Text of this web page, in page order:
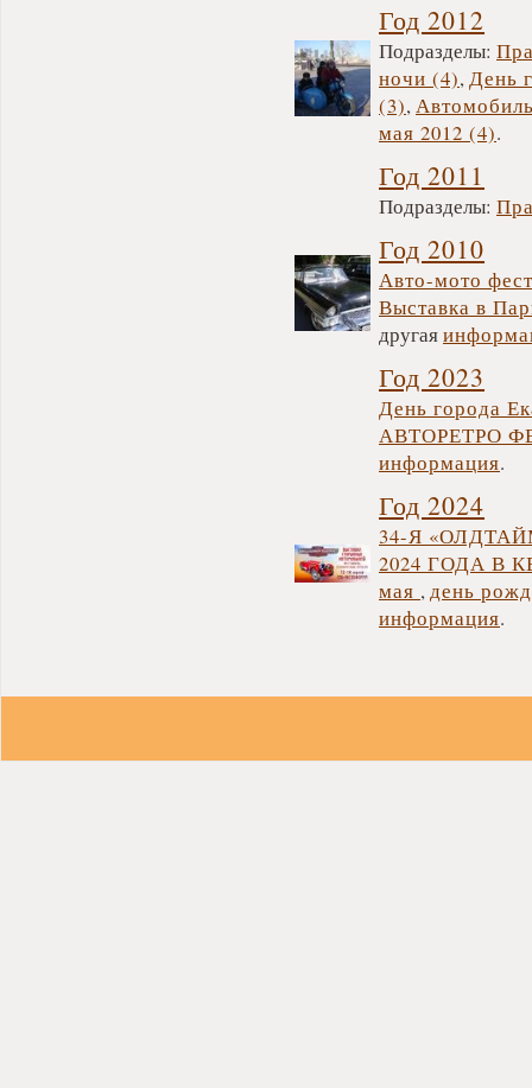
Год 2012
Подразделы:
ночи (4), День
(3),
мая 2012 (4).
Год 2011
Подразделы:
Год 2010
Авто-мото
Выставка в
другая
Год 2023
День города
АВТОРЕТРО
информация.
Год 2024
34-Я
2024 ГОДА В
мая , день
информация.